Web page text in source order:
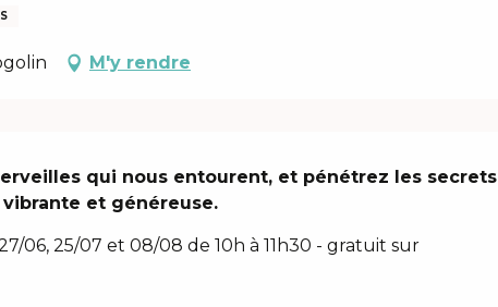
M'y rendre
qui nous entourent, et pénétrez les secrets
et généreuse.
06, 25/07 et 08/08 de 10h à 11h30 - gratuit sur